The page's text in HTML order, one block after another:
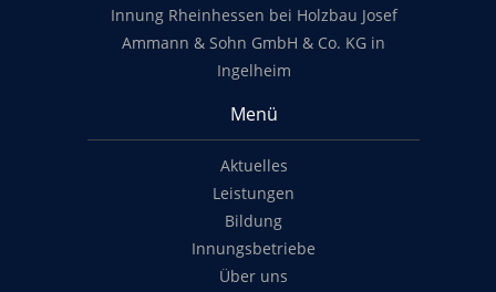
Innung Rheinhessen bei Holzbau Josef
Ammann & Sohn GmbH & Co. KG in
Ingelheim
Menü
Aktuelles
Leistungen
Bildung
Innungsbetriebe
Über uns